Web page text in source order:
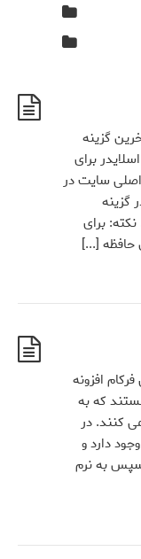
گزینه
برای
اصلی سایت در
گزینه
برای
حافظه [...]
افزونه
که به
کنند. در
دارد و
سپس به نرم